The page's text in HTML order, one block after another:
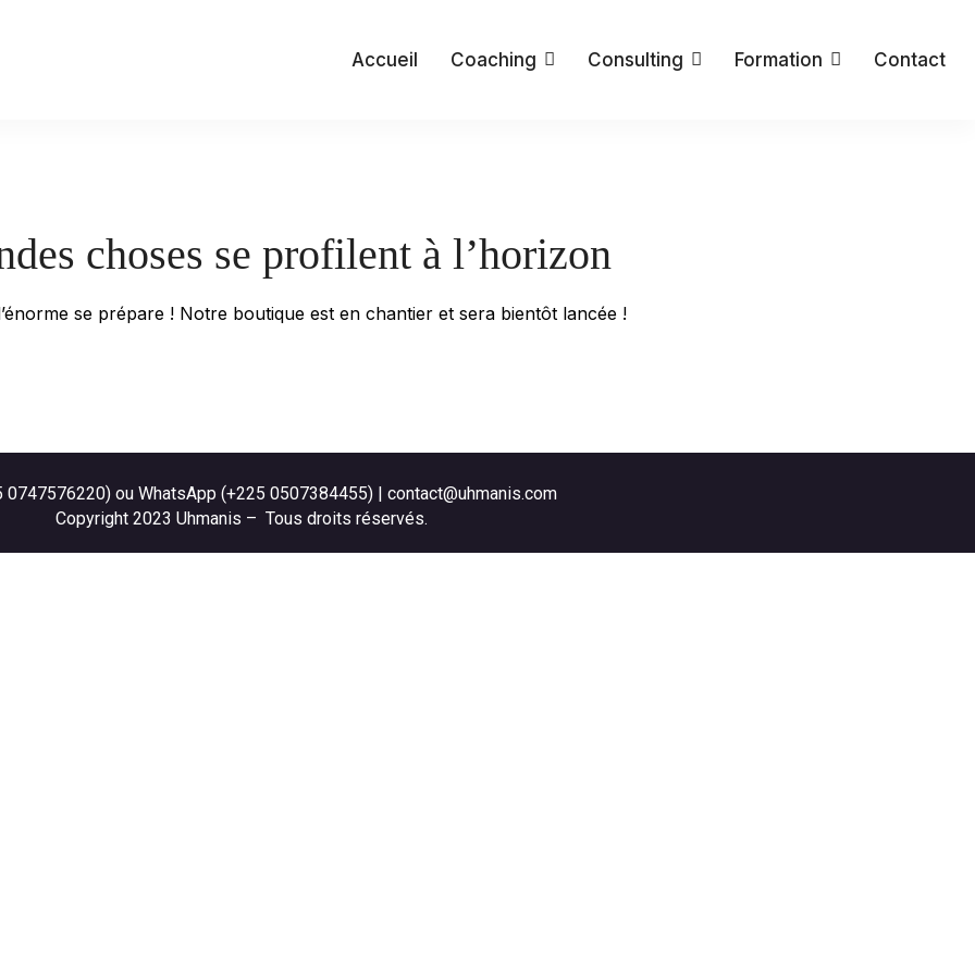
Accueil Coaching Consulting Formation Contact
choses se profilent à l’horizon
se prépare ! Notre boutique est en chantier et sera bientôt lancée !
0747576220) ou WhatsApp (+225 0507384455) | contact@uhmanis.com
Copyright 2023 Uhmanis – Tous droits réservés.